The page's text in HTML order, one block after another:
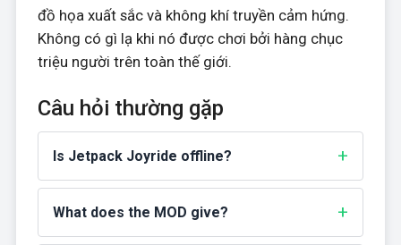
đồ họa xuất sắc và không khí truyền cảm hứng.
Không có gì lạ khi nó được chơi bởi hàng chục
triệu người trên toàn thế giới.
Câu hỏi thường gặp
Is Jetpack Joyride offline?
What does the MOD give?